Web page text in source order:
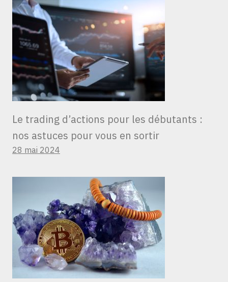
Le trading d’actions pour les débutants :
nos astuces pour vous en sortir
28 mai 2024